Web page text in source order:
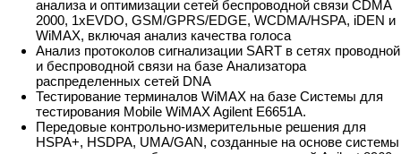
анализа и оптимизации сетей беспроводной связи CDMA
2000, 1xEVDO, GSM/GPRS/EDGE, WCDMA/HSPA, iDEN и
WiMAX, включая анализ качества голоса
Анализ протоколов сигнализации SART в сетях проводной
и беспроводной связи на базе Анализатора
распределенных сетей DNA
Тестирование терминалов WiMAX на базе Системы для
тестирования Mobile WiMAX Agilent E6651A.
Передовые контрольно-измерительные решения для
HSPA+, HSDPA, UMA/GAN, созданные на основе системы